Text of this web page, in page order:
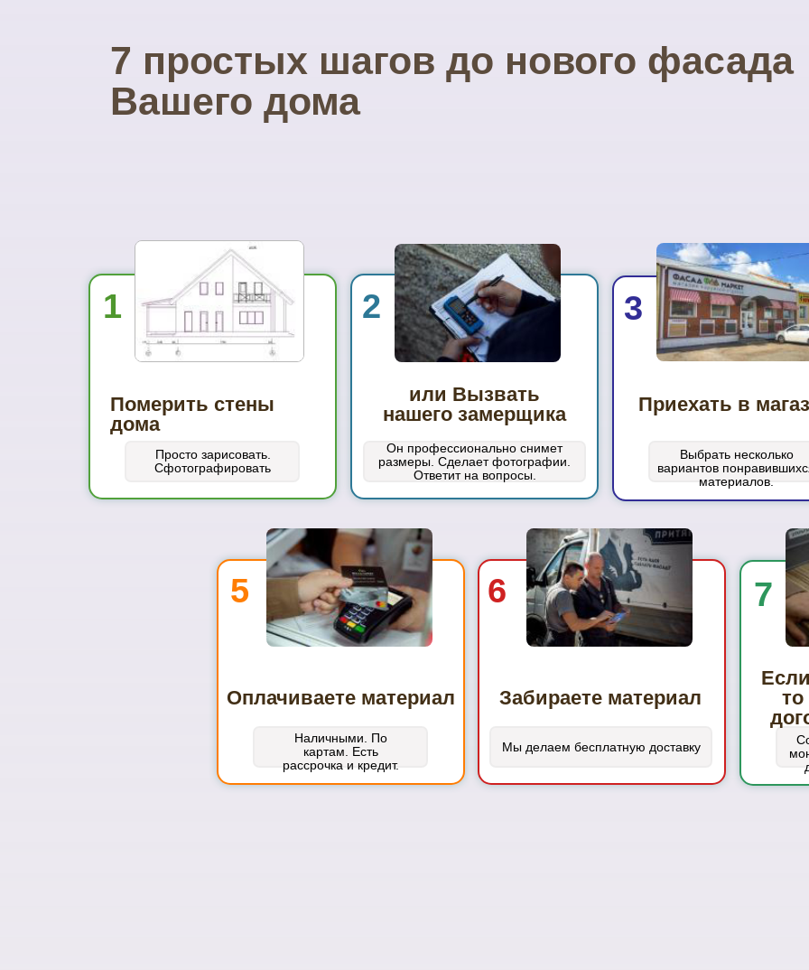
7 простых шагов до нового фасада
Вашего дома
1
Померить стены
дома
2
или Вызвать
нашего замерщика
Он профессионально снимет
размеры. Сделает фотографии.
Ответит на вопросы.
Просто зарисовать.
Сфотографировать
3
Приехать в
Выбрать несколько
вариантов
материалов.
5
Оплачиваете материал
6
Забираете материал
Мы делаем бесплатную доставку
Наличными. По
картам. Есть
рассрочка и кредит.
7